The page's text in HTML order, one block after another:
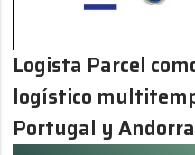
Logista Parcel
logístico
Portugal y Andorra